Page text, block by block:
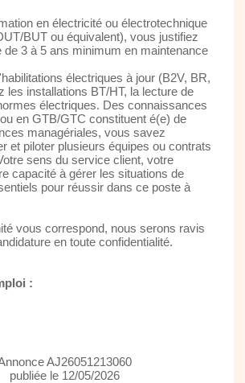
en électricité ou électrotechnique
BUT ou équivalent), vous justifiez
de 3 à 5 ans minimum en maintenance
électriques à jour (B2V, BR,
les installations BT/HT, la lecture de
électriques. Des connaissances
en GTB/GTC constituent é(e) de
managériales, vous savez
et piloter plusieurs équipes ou contrats
sens du service client, votre
capacité à gérer les situations de
pour réussir dans ce poste à
vous correspond, nous serons ravis
en toute confidentialité.
:
AJ26051213060
publiée le 12/05/2026